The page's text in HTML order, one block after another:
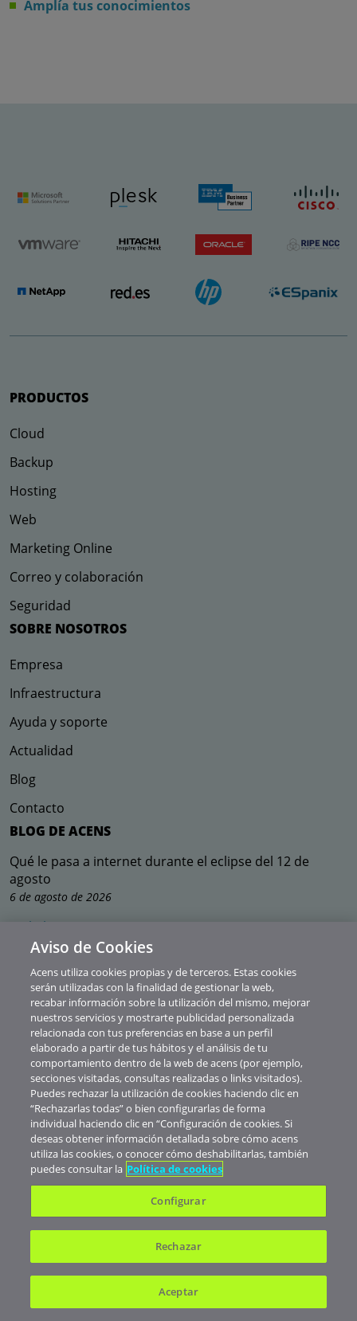
Amplía tus conocimientos
PRODUCTOS
Cloud
Backup
Hosting
Web
Marketing Online
Correo y colaboración
Seguridad
SOBRE NOSOTROS
Empresa
Infraestructura
Ayuda y soporte
Actualidad
Blog
Contacto
BLOG DE ACENS
Qué le pasa a internet durante el eclipse del 12 de
agosto
6 de agosto de 2026
Ir al Blog
Suscríbete a nuestra newsletter
Recibe en tu correo electrónico toda la información útil sobre
los nuevos servicios, promociones y trucos.
SUSCRIBIRME
Al subscribirte aceptas nuestraPolítica de Privacidad
de baja
Inicio
Atención telefónica:900 103 293
WhatsApp:682 823 179
Aviso de Cookies
Acens utiliza cookies propias y de terceros. Estas cookies
serán utilizadas con la finalidad de gestionar la web,
recabar información sobre la utilización del mismo, mejorar
nuestros servicios y mostrarte publicidad personalizada
relacionada con tus preferencias en base a un perfil
elaborado a partir de tus hábitos y el análisis de tu
comportamiento dentro de la web de acens (por ejemplo,
secciones visitadas, consultas realizadas o links visitados).
Puedes rechazar la utilización de cookies haciendo clic en
“Rechazarlas todas” o bien configurarlas de forma
individual haciendo clic en “Configuración de cookies. Si
deseas obtener información detallada sobre cómo acens
utiliza las cookies, o conocer cómo deshabilitarlas, también
puedes consultar la Política de cookies
Configurar
Rechazar
Aceptar